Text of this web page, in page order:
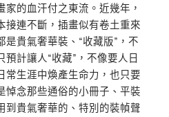
的血汗付之東流。近幾年，
接連不斷，插畫似有卷土重來
貴氣奢華裝、“收藏版”，不
計讓人“收藏”，不像要人日
常生涯中煥產生命力，也只要
悼念那些通俗的小冊子、平裝
到貴氣奢華的、特別的裝幀聲